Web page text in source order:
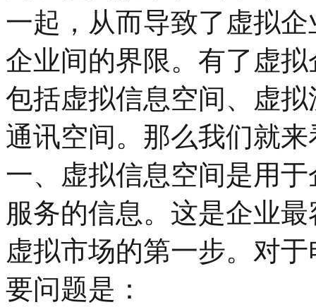
一起，从而导致了虚拟
企业间的界限。有了虚
包括虚拟信息空间、虚
通讯空间。那么我们就
一、虚拟信息空间是用
服务的信息。这是企业
虚拟市场的第一步。对
要问题是：